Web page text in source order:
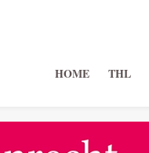
HOME THL